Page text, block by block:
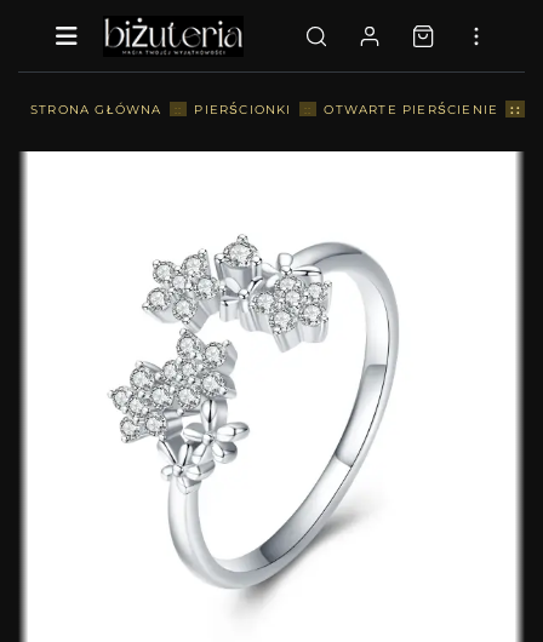
STRONA GŁÓWNA :: PIERŚCIONKI :: OTWARTE PIERŚCIENIE ::